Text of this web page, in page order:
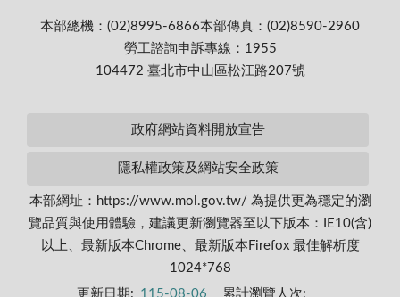
本部總機：(02)8995-6866本部傳真：(02)8590-2960
勞工諮詢申訴專線：1955
104472 臺北市中山區松江路207號
政府網站資料開放宣告
隱私權政策及網站安全政策
本部網址：https://www.mol.gov.tw/ 為提供更為穩定的瀏
覽品質與使用體驗，建議更新瀏覽器至以下版本：IE10(含)
以上、最新版本Chrome、最新版本Firefox 最佳解析度
1024*768
更新日期: 115-08-06 累計瀏覽人次: